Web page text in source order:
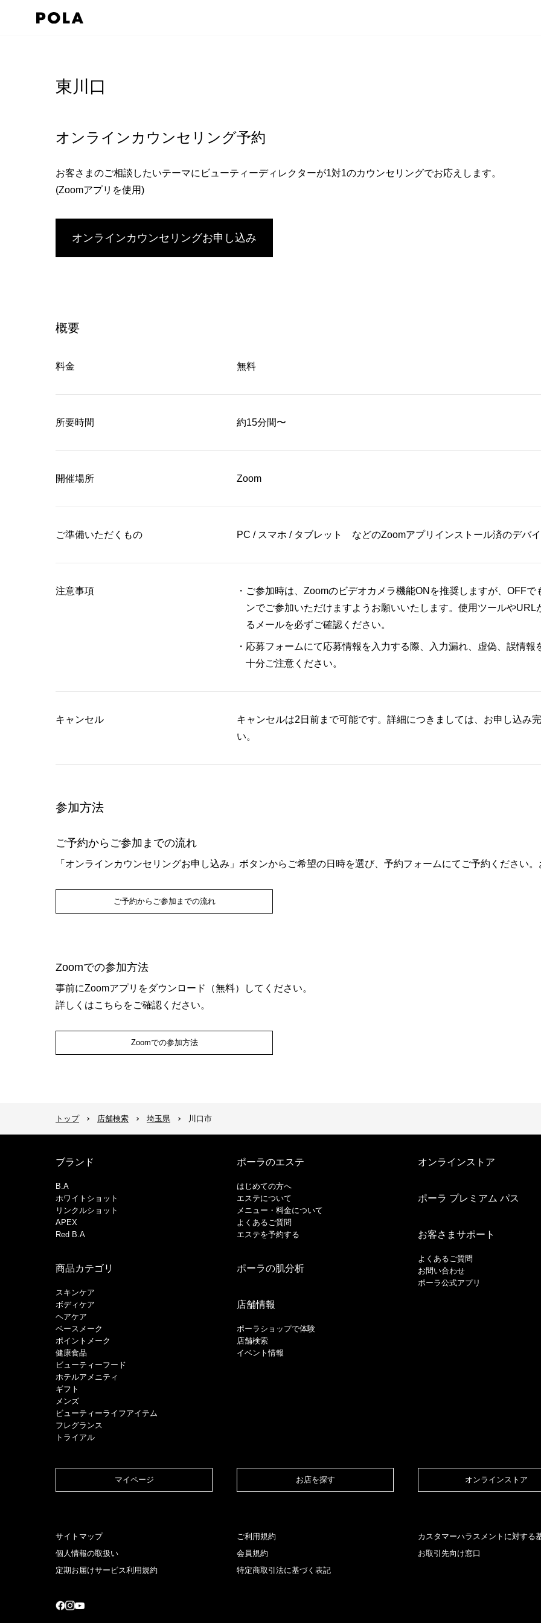
東川口
オンラインカウンセリング予約
お客さまのご相談したいテーマにビューティーディレクターが1対1のカウンセリングでお応えします。
(Zoomアプリを使用)
オンラインカウンセリングお申し込み
概要
料金 無料
所要時間 約15分間〜
開催場所 Zoom
ご準備いただくもの PC / スマホ / タブレット などのZoomアプリインストール済のデバ
注意事項
ご参加時は、Zoomのビデオカメラ機能ONを推奨しますが、OFF
ンでご参加いただけますようお願いいたします。使用ツールや
るメールを必ずご確認ください。
応募フォームにて応募情報を入力する際、入力漏れ、虚偽、誤情
十分ご注意ください。
キャンセル
キャンセルは2日前まで可能です。詳細につきましては、お申し込み
い。
参加方法
ご予約からご参加までの流れ
「オンラインカウンセリングお申し込み」ボタンからご希望の日時を選び、予約フォームにてご予約ください
ご予約からご参加までの流れ
Zoomでの参加方法
事前にZoomアプリをダウンロード（無料）してください。
詳しくはこちらをご確認ください。
Zoomでの参加方法
トップ 店舗検索 埼玉県 川口市
ブランド
B.A
ホワイトショット
リンクルショット
APEX
Red B.A
商品カテゴリ
スキンケア
ボディケア
ヘアケア
​ベースメーク​
ポイントメーク​
健康食品
ビューティーフード
ホテルアメニティ
ギフト
メンズ
ビューティーライフアイテム
フレグランス
トライアル
ポーラのエステ
はじめての方へ
エステについて
メニュー・料金について
よくあるご質問
エステを予約する
ポーラの肌分析
店舗情報
ポーラショップで体験
店舗検索
イベント情報
オンラインストア
ポーラ プレミアム パス
お客さまサポート
よくあるご質問
お問い合わせ
ポーラ公式アプリ
マイページ​ お店を探す​ オンラインストア​
サイトマップ
個人情報の取扱い
定期お届けサービス利用規約
ご利用規約
会員規約
特定商取引法に基づく表記
カスタマーハラスメントに対する
お取引先向け窓口